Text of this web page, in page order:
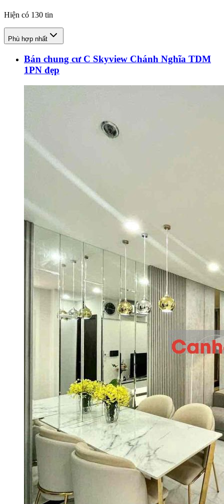
Hiện có 130 tin
Phù hợp nhất
Bán chung cư C Skyview Chánh Nghĩa TDM
1PN đẹp